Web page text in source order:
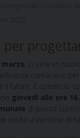
per
marzo , ci sarà un
cantianese
futuro. È questo lo
giovedì alle ore
di piazza
rivolto a persone di